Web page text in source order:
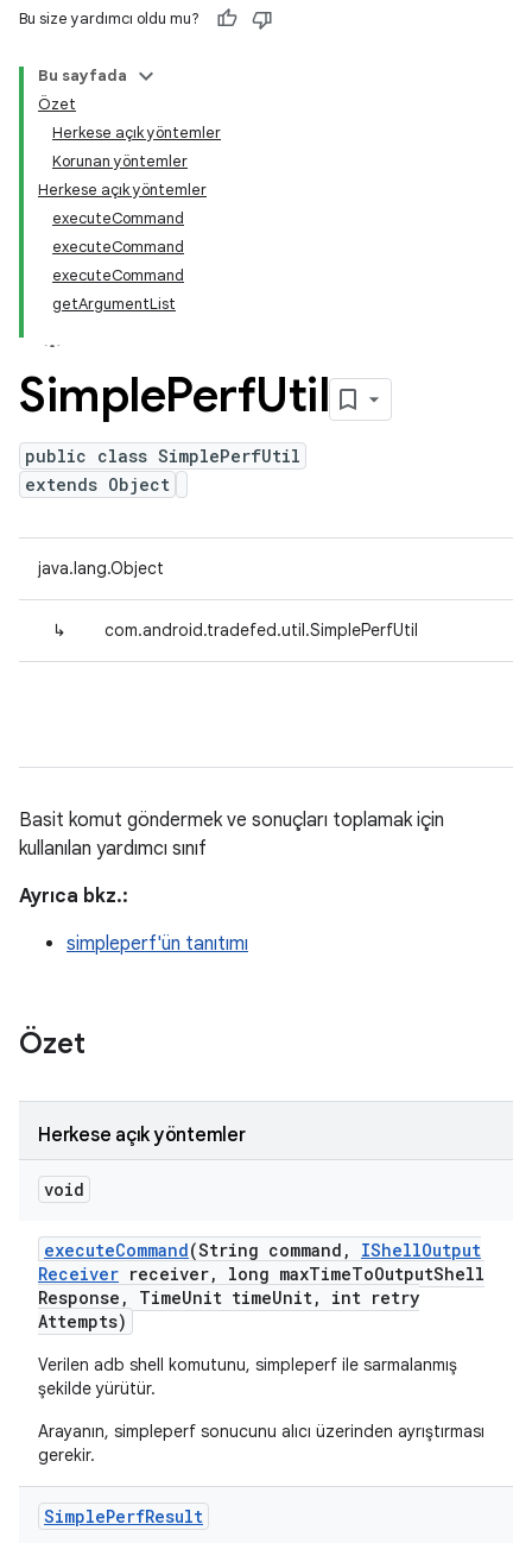
Bu size yardımcı oldu mu?
Bu sayfada
Özet
Herkese açık yöntemler
Korunan yöntemler
Herkese açık yöntemler
executeCommand
executeCommand
executeCommand
getArgumentList
SimplePerfUtil
public class SimplePerfUtil
extends Object
java.lang.Object
↳ com.android.tradefed.util.SimplePerfUtil
Basit komut göndermek ve sonuçları toplamak için
kullanılan yardımcı sınıf
Ayrıca bkz.:
simpleperf'ün tanıtımı
Özet
Herkese açık yöntemler
void
executeCommand(String command , IShellOutput
Receiver receiver, long maxTimeToOutputShell
Response , TimeUnit timeUnit,
int retry
Attempts)
Verilen adb shell komutunu, simpleperf ile sarmalanmış
şekilde yürütür.
Arayanın, simpleperf sonucunu alıcı üzerinden ayrıştırması
gerekir.
SimplePerfResult